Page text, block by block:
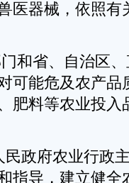
医器械，依照有
和省、自治区
可能危及农产品
肥料等农业投入
政府农业行政
指导，建立健全